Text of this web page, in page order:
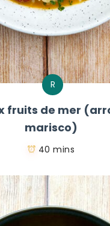
R
fruits de mer
marisco)
40 mins